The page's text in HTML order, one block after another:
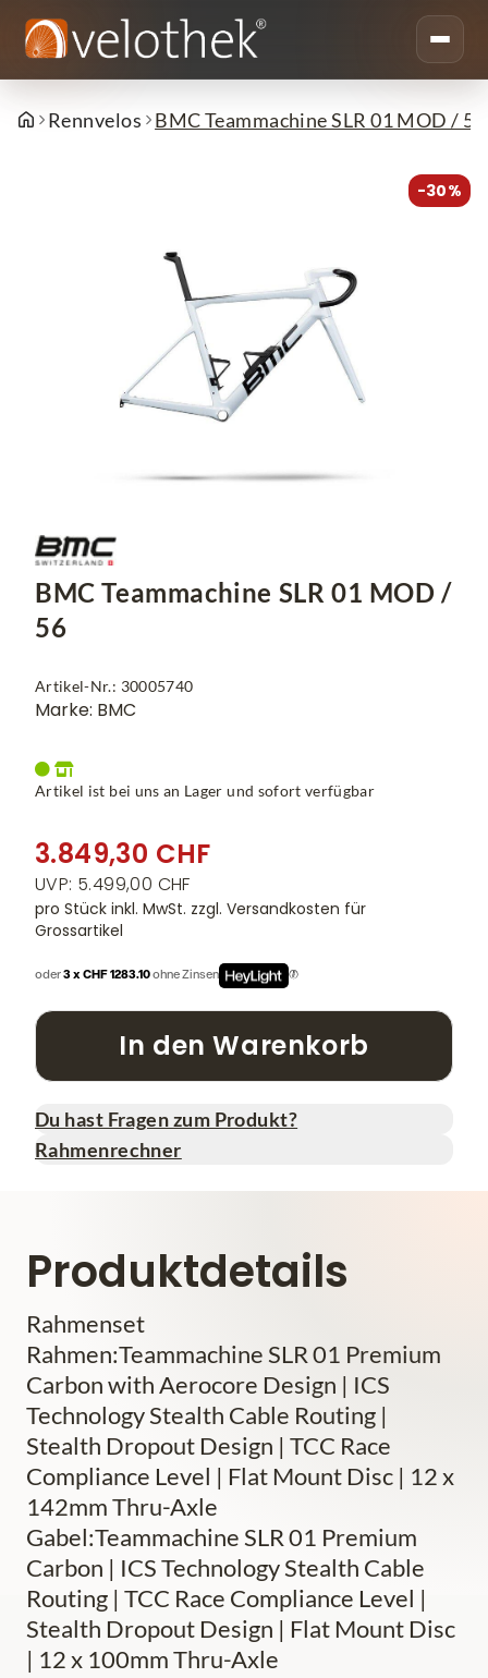
Rennvelos BMC Teammachine SLR 01 MOD / 56
-30%
BMC Teammachine SLR 01 MOD /
56
Artikel-Nr.: 30005740
Marke: BMC
Artikel ist bei uns an Lager und sofort verfügbar
3.849,30 CHF
UVP: 5.499,00 CHF
pro Stück inkl. MwSt. zzgl. Versandkosten für
Grossartikel
oder3 x CHF 1283.10ohne Zinsen
In den Warenkorb
Du hast Fragen zum Produkt?
Rahmenrechner
Produktdetails
Rahmenset
Rahmen:Teammachine SLR 01 Premium
Carbon with Aerocore Design | ICS
Technology Stealth Cable Routing |
Stealth Dropout Design | TCC Race
Compliance Level | Flat Mount Disc | 12 x
142mm Thru-Axle
Gabel:Teammachine SLR 01 Premium
Carbon | ICS Technology Stealth Cable
Routing | TCC Race Compliance Level |
Stealth Dropout Design | Flat Mount Disc
| 12 x 100mm Thru-Axle